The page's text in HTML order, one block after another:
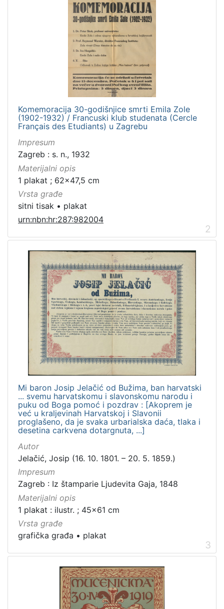
Komemoracija 30-godišnjice smrti Emila Zole
(1902-1932) / Francuski klub studenata (Cercle
Français des Etudiants) u Zagrebu
Impresum
Zagreb : s. n., 1932
Materijalni opis
1 plakat ; 62x47,5 cm
Vrsta građe
sitni tisak • plakat
urn:nbn:hr:287:982004
2
Mi baron Josip Jelačić od Bužima, ban harvatski
... svemu harvatskomu i slavonskomu narodu i
puku od Boga pomoć i pozdrav : [Akoprem je
već u kraljevinah Harvatskoj i Slavonii
proglašeno, da je svaka urbarialska daća, tlaka i
desetina carkvena dotargnuta, ...]
Autor
Jelačić, Josip (16. 10. 1801. – 20. 5. 1859.)
Impresum
Zagreb : Iz štamparie Ljudevita Gaja, 1848
Materijalni opis
1 plakat : ilustr. ; 45x61 cm
Vrsta građe
grafička građa • plakat
3